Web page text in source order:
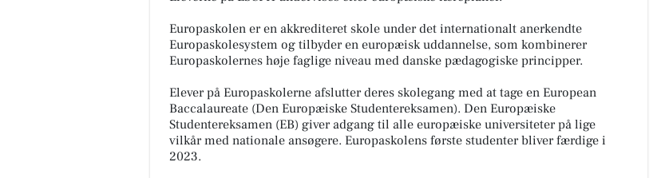
Europaskolen er en akkrediteret skole under det internationalt anerkendte
Europaskolesystem og tilbyder en europæisk uddannelse, som kombinerer
Europaskolernes høje faglige niveau med danske pædagogiske principper.
Elever på Europaskolerne afslutter deres skolegang med at tage en European
Baccalaureate (Den Europæiske Studentereksamen). Den Europæiske
Studentereksamen (EB) giver adgang til alle europæiske universiteter på lige
vilkår med nationale ansøgere. Europaskolens første studenter bliver færdige i
2023.